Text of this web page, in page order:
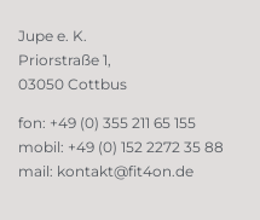
Jupe e. K.
Priorstraße 1,
03050 Cottbus
fon: +49 (0) 355 211 65 155
mobil: +49 (0) 152 2272 35 88
mail: kontakt@fit4on.de